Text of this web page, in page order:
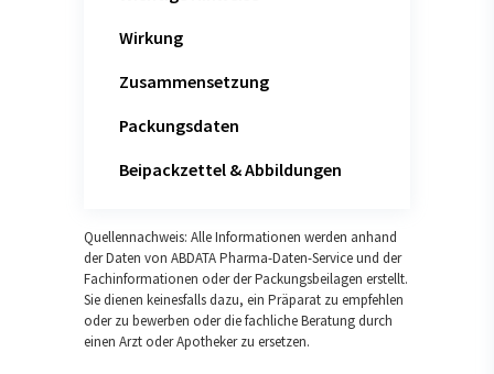
Wirkung
Zusammensetzung
Packungsdaten
Beipackzettel & Abbildungen
Quellennachweis: Alle Informationen werden anhand
der Daten von ABDATA Pharma-Daten-Service und der
Fachinformationen oder der Packungsbeilagen erstellt.
Sie dienen keinesfalls dazu, ein Präparat zu empfehlen
oder zu bewerben oder die fachliche Beratung durch
einen Arzt oder Apotheker zu ersetzen.